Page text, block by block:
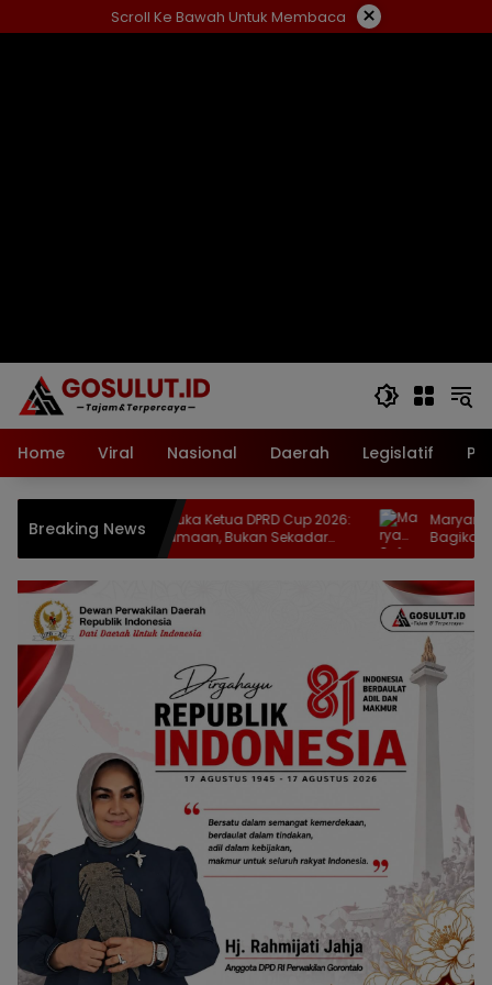
ke
Scroll Ke Bawah Untuk Membaca ×
Home Viral Nasional Daerah Legislatif
Breaking News
Zulfikar Usira Buka Ketua DPRD Cup 2026:
Ajang Kebersamaan, Bukan Sekadar
Cari Juara
Maryam
Bagikan
Stunting di